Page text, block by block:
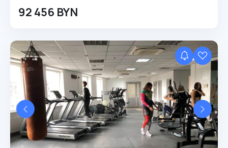
92 456 BYN